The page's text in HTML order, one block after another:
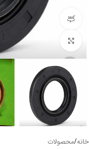
مشاهده 360 درجه
برای بزرگنمایی کلیک کنید
خانه/محصولات